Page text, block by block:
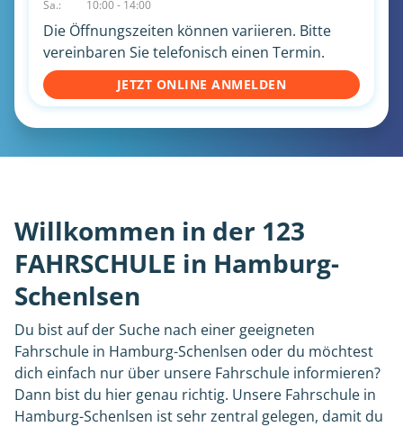
Sa.:
10:00 - 14:00
Die Öffnungszeiten können variieren. Bitte
vereinbaren Sie telefonisch einen Termin.
JETZT ONLINE ANMELDEN
Willkommen in der 123
FAHRSCHULE in Hamburg-
Schenlsen
Du bist auf der Suche nach einer geeigneten
Fahrschule in Hamburg-Schenlsen oder du möchtest
dich einfach nur über unsere Fahrschule informieren?
Dann bist du hier genau richtig. Unsere Fahrschule in
Hamburg-Schenlsen ist sehr zentral gelegen, damit du